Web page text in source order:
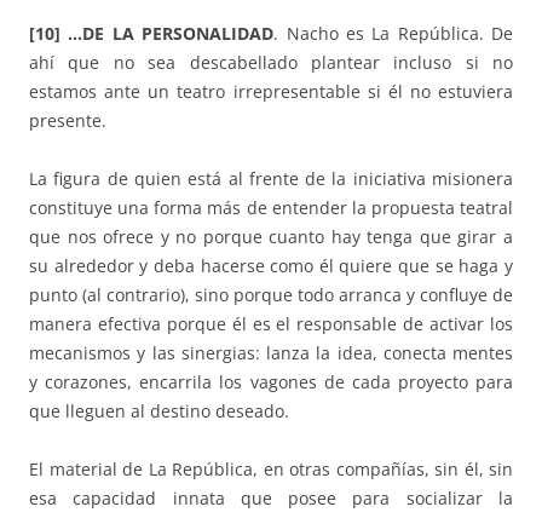
[10] …DE LA PERSONALIDAD. Nacho es La República. De
ahí que no sea descabellado plantear incluso si no
estamos ante un teatro irrepresentable si él no estuviera
presente.
La figura de quien está al frente de la iniciativa misionera
constituye una forma más de entender la propuesta teatral
que nos ofrece y no porque cuanto hay tenga que girar a
su alrededor y deba hacerse como él quiere que se haga y
punto (al contrario), sino porque todo arranca y confluye de
manera efectiva porque él es el responsable de activar los
mecanismos y las sinergias: lanza la idea, conecta mentes
y corazones, encarrila los vagones de cada proyecto para
que lleguen al destino deseado.
El material de La República, en otras compañías, sin él, sin
esa capacidad innata que posee para socializar la